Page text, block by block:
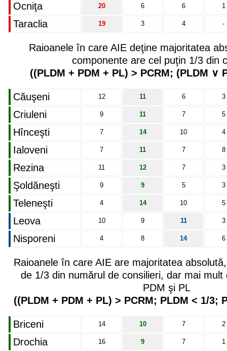
Ocniţa 20 6 6 1
Taraclia 19 3 4 -
Raioanele în care AIE deţine majoritatea
componente are cel puţin 1/3 din
((PLDM + PDM + PL) > PCRM; (PLDM ∨
Căuşeni 12 11 6 3
Criuleni 9 11 7 5
Hînceşti 7 14 10 4
Ialoveni 7 11 7 8
Rezina 11 12 7 3
Şoldăneşti 9 9 5 3
Teleneşti 4 14 10 5
Leova 10 9 11 3
Nisporeni 4 8 14 6
Raioanele în care AIE are majoritatea
de 1/3 din numărul de consilieri, dar mai
PDM şi PL
((PLDM + PDM + PL) > PCRM; PLDM < 1/3;
Briceni 14 10 7 2
Drochia 16 9 7 1